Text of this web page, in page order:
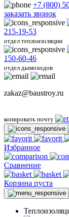
+7 (800)
заказать звонок
215-19-53
отдел теплоизоляции
150-60-46
отдел дымоходов
zakaz@baustroy.ru
копировать почту
Избранное
Сравнение
Корзина пуста